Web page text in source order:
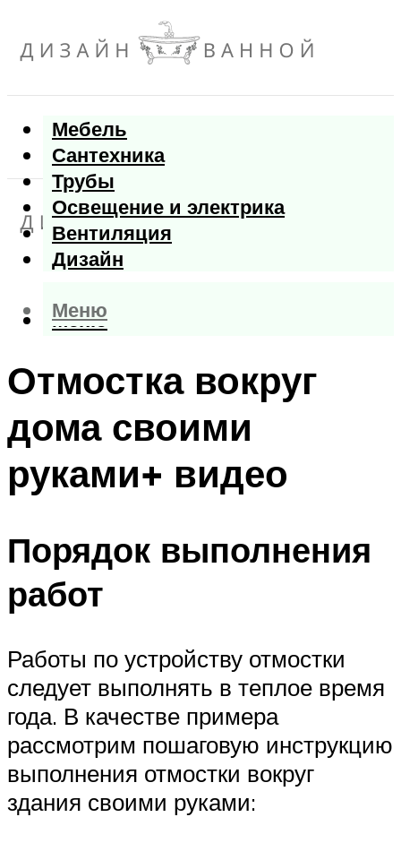
Мебель
Сантехника
Трубы
Освещение и электрика
Вентиляция
Дизайн
Меню
Меню
Отмостка вокруг
дома своими
руками+ видео
Порядок выполнения
работ
Работы по устройству отмостки
следует выполнять в теплое время
года. В качестве примера
рассмотрим пошаговую инструкцию
выполнения отмостки вокруг
здания своими руками: